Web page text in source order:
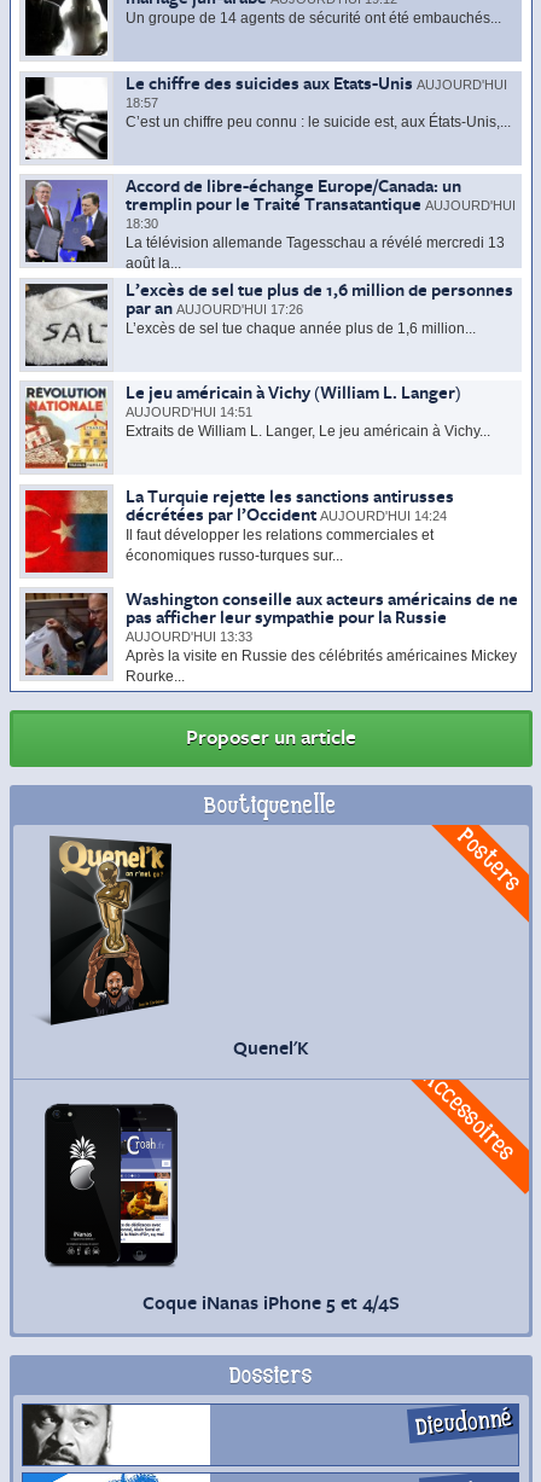
Un groupe de 14 agents de sécurité ont été embauchés...
Le chiffre des suicides aux Etats-Unis AUJOURD'HUI
18:57
C’est un chiffre peu connu : le suicide est, aux États-Unis,...
Accord de libre-échange Europe/Canada: un
tremplin pour le Traité Transatantique AUJOURD'HUI
18:30
La télévision allemande Tagesschau a révélé mercredi 13
août la...
L’excès de sel tue plus de 1,6 million de personnes
par an AUJOURD'HUI 17:26
L’excès de sel tue chaque année plus de 1,6 million...
Le jeu américain à Vichy (William L. Langer)
AUJOURD'HUI 14:51
Extraits de William L. Langer, Le jeu américain à Vichy...
La Turquie rejette les sanctions antirusses
décrétées par l’Occident AUJOURD'HUI 14:24
Il faut développer les relations commerciales et
économiques russo-turques sur...
Washington conseille aux acteurs américains de ne
pas afficher leur sympathie pour la Russie
AUJOURD'HUI 13:33
Après la visite en Russie des célébrités américaines Mickey
Rourke...
Proposer un article
Boutiquenelle
Posters
Commander
Quenel'K
Accessoires
Commander
Coque iNanas iPhone 5 et 4/4S
Dossiers
Dieudonné